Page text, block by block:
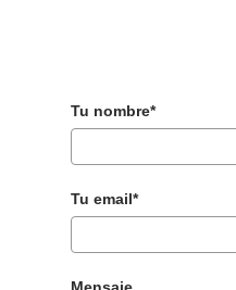
Tu nombre*
Tu email*